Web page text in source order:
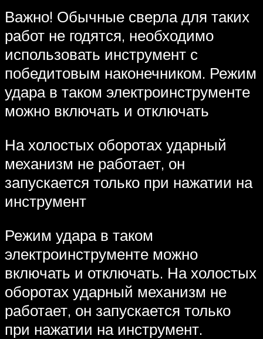
Важно! Обычные сверла для таких
работ не годятся, необходимо
использовать инструмент с
победитовым наконечником. Режим
удара в таком электроинструменте
можно включать и отключать
На холостых оборотах ударный
механизм не работает, он
запускается только при нажатии на
инструмент
Режим удара в таком
электроинструменте можно
включать и отключать. На холостых
оборотах ударный механизм не
работает, он запускается только
при нажатии на инструмент.